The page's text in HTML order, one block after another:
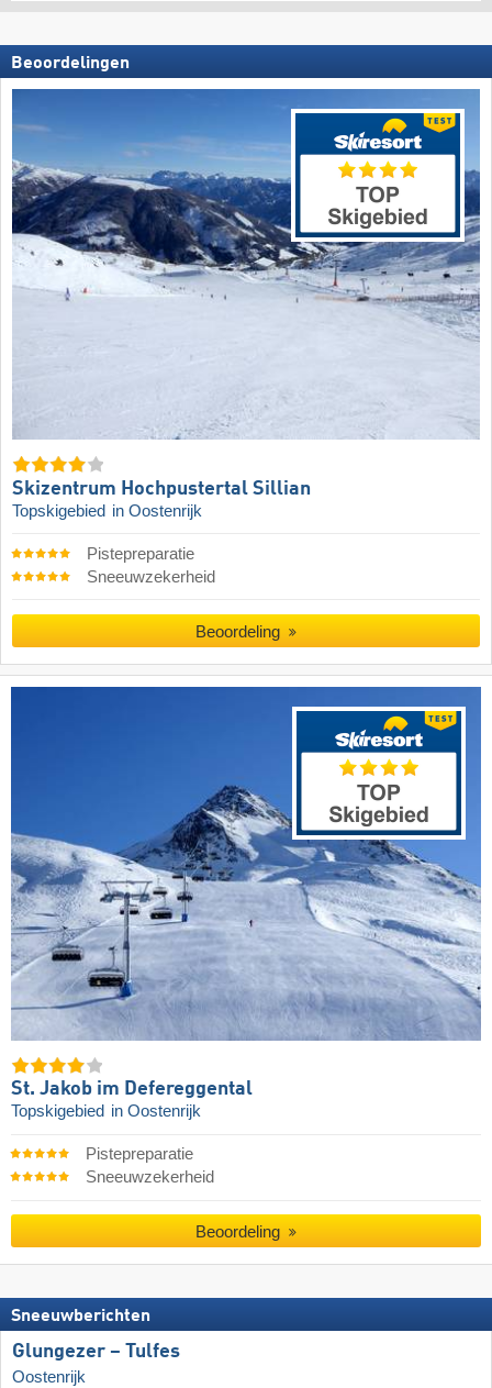
Beoordelingen
Skizentrum Hochpustertal Sillian
Topskigebied in Oostenrijk
Pistepreparatie
Sneeuwzekerheid
Beoordeling
St. Jakob im Defereggental
Topskigebied in Oostenrijk
Pistepreparatie
Sneeuwzekerheid
Beoordeling
Sneeuwberichten
Glungezer – Tulfes
Oostenrijk